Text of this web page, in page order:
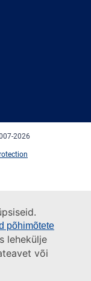
põhimõtete
lehekülje
või
2026